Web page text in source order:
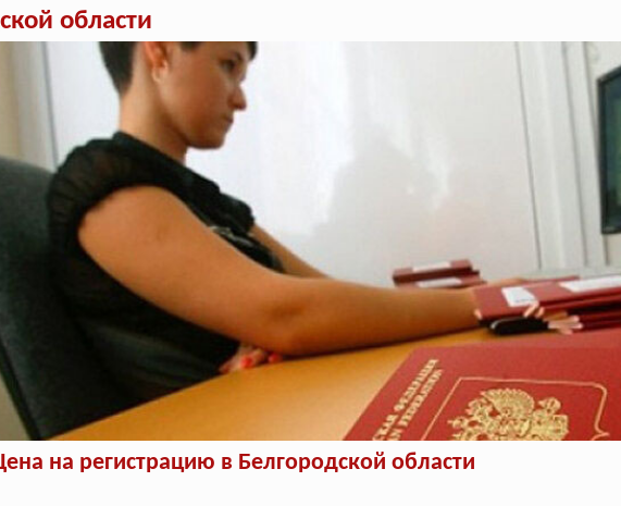
области
на регистрацию в Белгородской области